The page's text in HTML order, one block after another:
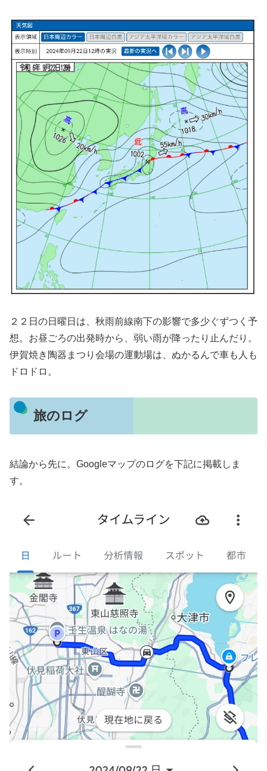
２２日の日曜日は、秋雨前線南下の影響で多少ぐずつく予
想。お昼ごろの出発時から、弱い雨が降ったり止んだり。
伊賀焼き陶器まつり会場の運動場は、ぬかるんで車も人も
ドロドロ。
旅のログ
結論から先に。Googleマップのログを下記に掲載しま
す。